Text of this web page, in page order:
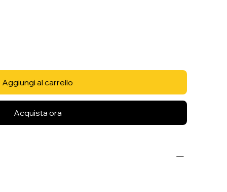
Aggiungi al carrello
Acquista ora